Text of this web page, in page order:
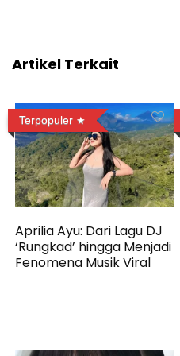
Artikel Terkait
Terpopuler
Aprilia Ayu: Dari Lagu DJ
‘Rungkad’ hingga Menjadi
Fenomena Musik Viral